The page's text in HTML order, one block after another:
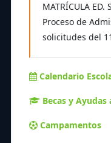
MATRÍCULA ED.
Proceso de
solicitudes del
Calendario
Becas y Ayudas
Campamentos